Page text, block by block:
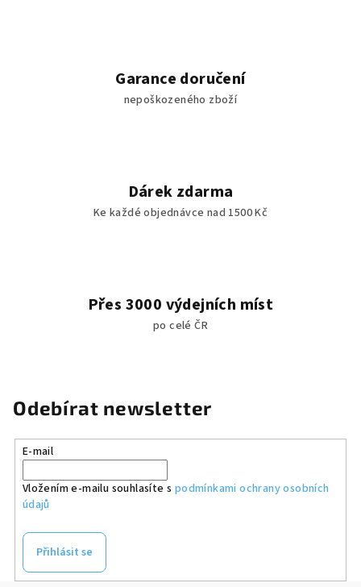
Garance doručení
nepoškozeného zboží
Dárek zdarma
Ke každé objednávce nad 1500 Kč
Přes 3000 výdejních míst
po celé ČR
Odebírat newsletter
E-mail
Vložením e-mailu souhlasíte s podmínkami ochrany osobních
údajů
Přihlásit se